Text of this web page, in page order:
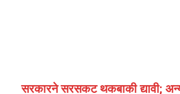
सरकारने सरसकट थकबाकी द्यावी;